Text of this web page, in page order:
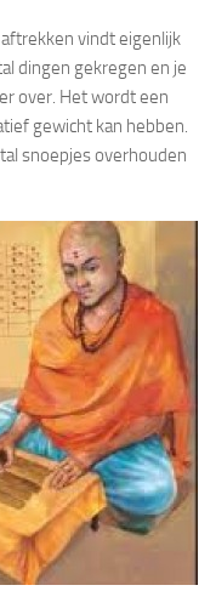
vindt eigenlijk
dingen gekregen en je
over. Het wordt een
gewicht kan hebben.
snoepjes overhouden